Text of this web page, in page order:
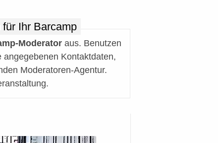
Ihr Barcamp
Moderator aus. Benutzen
Kontaktdaten,
Moderatoren-Agentur.